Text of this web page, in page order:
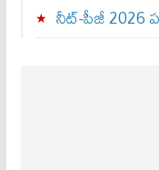
నీట్-పీజీ 2026